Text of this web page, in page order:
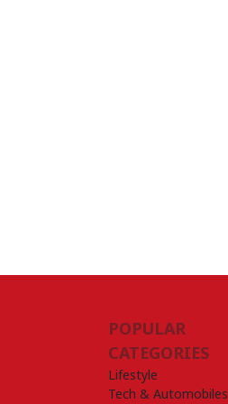
POPULAR
CATEGORIES
Lifestyle
Tech & Automobiles